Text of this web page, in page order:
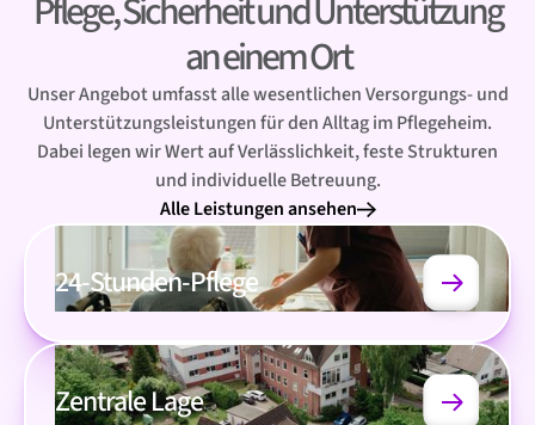
Pflege, Sicherheit und Unterstützung
an einem Ort
Unser Angebot umfasst alle wesentlichen Versorgungs- und
Unterstützungsleistungen für den Alltag im Pflegeheim.
Dabei legen wir Wert auf Verlässlichkeit, feste Strukturen
und individuelle Betreuung.
Alle Leistungen ansehen
24-Stunden-Pflege
Zentrale Lage